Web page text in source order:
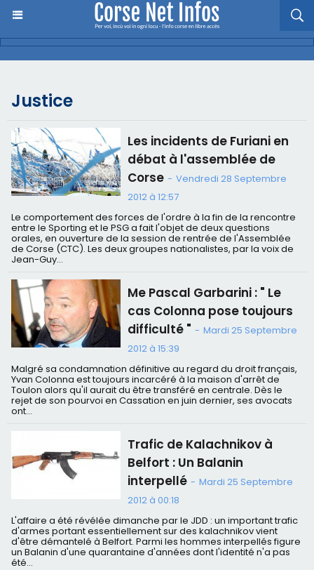
Justice
Les incidents de Furiani en
débat à l'assemblée de
Corse - Vendredi 28 Septembre
2012 à 12:57
Le comportement des forces de l'ordre à la fin de la rencontre
entre le Sporting et le PSG a fait l'objet de deux questions
orales, en ouverture de la session de rentrée de l'Assemblée
de Corse (CTC). Les deux groupes nationalistes, par la voix de
Jean-Guy...
Me Pascal Garbarini : " Le
cas Colonna pose toujours
difficulté " - Mardi 25 Septembre
2012 à 15:39
Malgré sa condamnation définitive au regard du droit français,
Yvan Colonna est toujours incarcéré à la maison d'arrêt de
Toulon alors qu'il aurait du être transféré en centrale. Dès le
rejet de son pourvoi en Cassation en juin dernier, ses avocats
ont...
Trafic de Kalachnikov à
Belfort : Un Balanin
interpellé - Mardi 25 Septembre
2012 à 00:18
L'affaire a été révélée dimanche par le JDD : un important trafic
d'armes portant essentiellement sur des kalachnikov vient
d'être démantelé à Belfort. Parmi les hommes interpellés figure
un Balanin d'une quarantaine d'années dont l'identité n'a pas
été...